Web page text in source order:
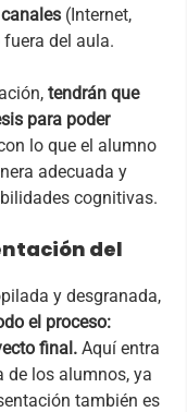
(Internet,
del aula.
tendrán que
para poder
lo que el alumno
adecuada y
cognitivas.
del
y desgranada,
el proceso:
final. Aquí entra
de los alumnos, ya
también es